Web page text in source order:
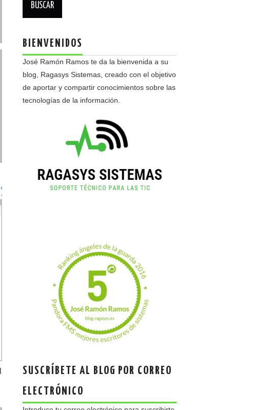
BIENVENIDOS
José Ramón Ramos te da la bienvenida a su
blog, Ragasys Sistemas, creado con el objetivo
de aportar y compartir conocimientos sobre las
tecnologías de la información.
SUSCRÍBETE AL BLOG POR CORREO
ELECTRÓNICO